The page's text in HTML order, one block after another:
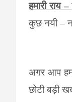
हमारी राय –
कुछ नयी –
अगर आप
छोटी बड़ी